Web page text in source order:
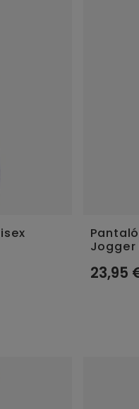
Jogger
23,95